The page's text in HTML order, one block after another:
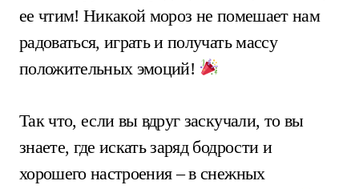
ее чтим! Никакой мороз не помешает нам
радоваться, играть и получать массу
положительных эмоций!
Так что, если вы вдруг заскучали, то вы
знаете, где искать заряд бодрости и
хорошего настроения – в снежных